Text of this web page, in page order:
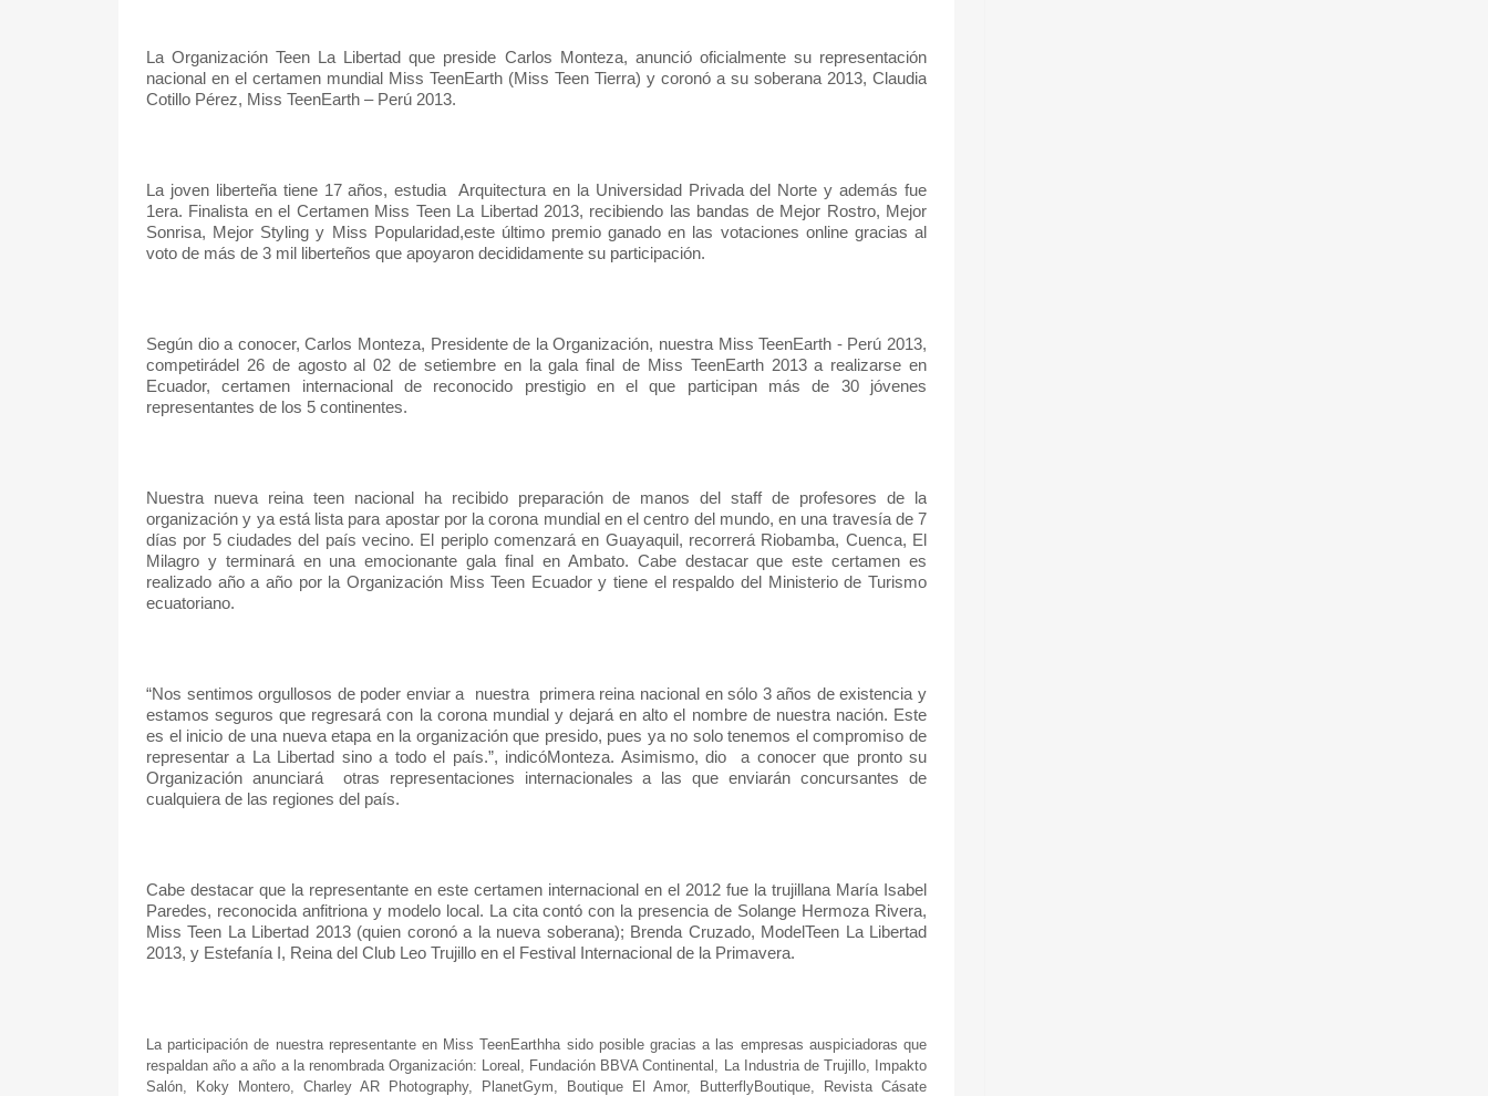
La Organización Teen La Libertad que preside Carlos Monteza, anunció oficialmente su representación
nacional en el certamen mundial Miss TeenEarth (Miss Teen Tierra) y coronó a su soberana 2013, Claudia
Cotillo Pérez, Miss TeenEarth – Perú 2013.
La joven liberteña tiene 17 años, estudia
Arquitectura en la Universidad Privada del Norte y además fue
1era. Finalista en el Certamen Miss Teen La Libertad 2013, recibiendo las bandas de Mejor Rostro, Mejor
Sonrisa, Mejor Styling y Miss Popularidad,este último premio ganado en las votaciones online gracias al
voto de más de 3 mil liberteños que apoyaron decididamente su participación.
Según dio a conocer, Carlos Monteza, Presidente de la Organización, nuestra Miss TeenEarth - Perú 2013,
competirádel 26 de agosto al 02 de setiembre en la gala final de Miss TeenEarth 2013 a realizarse en
Ecuador, certamen internacional de reconocido prestigio en el que participan más de 30 jóvenes
representantes de los 5 continentes.
Nuestra nueva reina teen nacional ha recibido preparación de manos del staff de profesores de la
organización y ya está lista para apostar por la corona mundial en el centro del mundo, en una travesía de 7
días por 5 ciudades del país vecino. El periplo comenzará en Guayaquil, recorrerá Riobamba, Cuenca, El
Milagro y terminará en una emocionante gala final en Ambato. Cabe destacar que este certamen es
realizado año a año por la Organización Miss Teen Ecuador y tiene el respaldo del Ministerio de Turismo
ecuatoriano.
“Nos sentimos orgullosos de poder enviar a nuestra primera reina nacional en sólo 3 años de existencia y
estamos seguros que regresará con la corona mundial y dejará en alto el nombre de nuestra nación. Este
es el inicio de una nueva etapa en la organización que presido, pues ya no solo tenemos el compromiso de
representar a La Libertad sino a todo el país.”, indicóMonteza. Asimismo, dio
a conocer que pronto su
Organización anunciará
otras representaciones internacionales a las que enviarán concursantes de
cualquiera de las regiones del país.
Cabe destacar que la representante en este certamen internacional en el 2012 fue la trujillana María Isabel
Paredes, reconocida anfitriona y modelo local. La cita contó con la presencia de Solange Hermoza Rivera,
Miss Teen La Libertad 2013 (quien coronó a la nueva soberana); Brenda Cruzado, ModelTeen La Libertad
2013, y Estefanía I, Reina del Club Leo Trujillo en el Festival Internacional de la Primavera.
La participación de nuestra representante en Miss TeenEarthha sido posible gracias a las empresas auspiciadoras que
respaldan año a año a la renombrada Organización: Loreal, Fundación BBVA Continental, La Industria de Trujillo, Impakto
Salón, Koky Montero, Charley AR Photography, PlanetGym, Boutique El Amor, ButterflyBoutique, Revista Cásate